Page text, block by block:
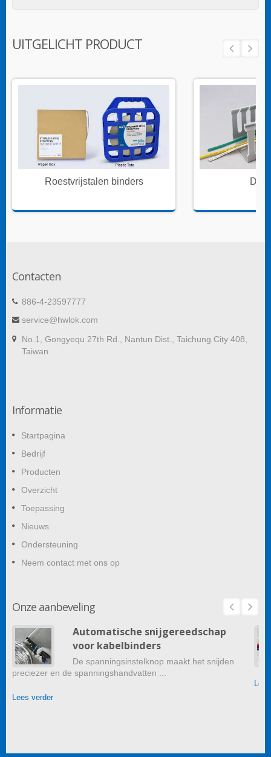
UITGELICHT PRODUCT
Roestvrijstalen binders
Contacten
886-4-23597777
service@hwlok.com
No.1, Gongyequ 27th Rd., Nantun Dist., Taichung City 408,
Taiwan
Informatie
Startpagina
Bedrijf
Producten
Overzicht
Toepassing
Nieuws
Ondersteuning
Neem contact met ons op
Onze aanbeveling
Automatische snijgereedschap
voor kabelbinders
De spanningsinstelknop maakt het snijden
preciezer en de spanningshandvatten ...
Lees verder